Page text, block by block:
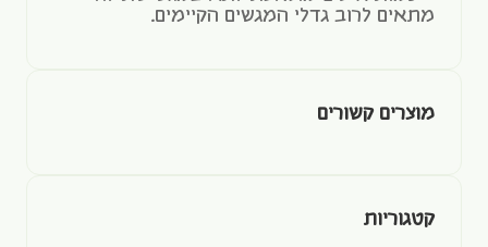
מתאים לרוב גדלי המגשים הקיימים.
מוצרים קשורים
קטגוריות